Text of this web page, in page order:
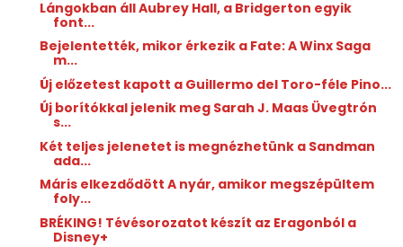
Lángokban áll Aubrey Hall, a Bridgerton egyik
font...
Bejelentették, mikor érkezik a Fate: A Winx Saga
m...
Új előzetest kapott a Guillermo del Toro-féle Pino...
Új borítókkal jelenik meg Sarah J. Maas Üvegtrón
s...
Két teljes jelenetet is megnézhetünk a Sandman
ada...
Máris elkezdődött A nyár, amikor megszépültem
foly...
BRÉKING! Tévésorozatot készít az Eragonból a
Disney+